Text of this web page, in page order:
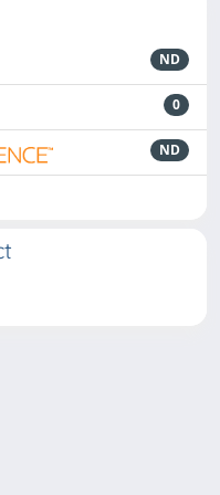
ND
0
ND